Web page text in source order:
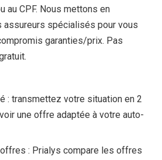
au CPF. Nous mettons en
assureurs spécialisés pour vous
garanties/prix. Pas
: transmettez votre situation en 2
une offre adaptée à votre auto-
: Prialys compare les offres